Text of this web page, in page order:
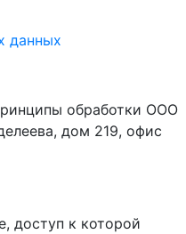
данных
обработки ООО
дом 219, офис
доступ к которой